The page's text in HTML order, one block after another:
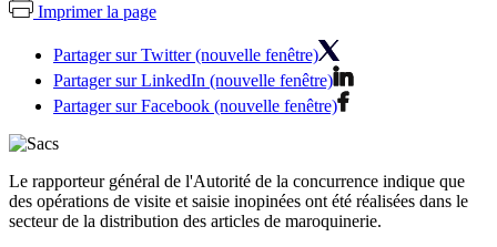
Imprimer la page
Partager sur Twitter (nouvelle fenêtre)
Partager sur LinkedIn (nouvelle fenêtre)
Partager sur Facebook (nouvelle fenêtre)
Le rapporteur général de l'Autorité de la concurrence indique que
des opérations de visite et saisie inopinées ont été réalisées dans le
secteur de la distribution des articles de maroquinerie.